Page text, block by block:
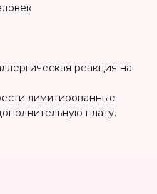
реакция на
лимитированные
плату.